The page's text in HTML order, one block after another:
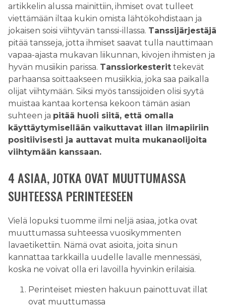
artikkelin alussa mainittiin, ihmiset ovat tulleet
viettämään iltaa kukin omista lähtökohdistaan ja
jokaisen soisi viihtyvän tanssi-illassa. Tanssijärjestäjä
pitää tansseja, jotta ihmiset saavat tulla nauttimaan
vapaa-ajasta mukavan liikunnan, kivojen ihmisten ja
hyvän musiikin parissa. Tanssiorkesterit tekevät
parhaansa soittaakseen musiikkia, joka saa paikalla
olijat viihtymään. Siksi myös tanssijoiden olisi syytä
muistaa kantaa kortensa kekoon tämän asian
suhteen ja pitää huoli siitä, että omalla
käyttäytymisellään vaikuttavat illan ilmapiiriin
positiivisesti ja auttavat muita mukanaolijoita
viihtymään kanssaan.
4 ASIAA, JOTKA OVAT MUUTTUMASSA
SUHTEESSA PERINTEESEEN
Vielä lopuksi tuomme ilmi neljä asiaa, jotka ovat
muuttumassa suhteessa vuosikymmenten
lavaetikettiin. Nämä ovat asioita, joita sinun
kannattaa tarkkailla uudelle lavalle mennessäsi,
koska ne voivat olla eri lavoilla hyvinkin erilaisia.
Perinteiset miesten hakuun painottuvat illat
ovat muuttumassa